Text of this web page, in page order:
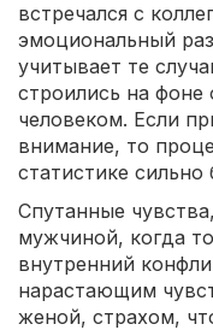
встречался с
эмоциональный
учитывает те
строились на фоне
человеком. Если
внимание, то
статистике сильно
Спутанные
мужчиной, когда
внутренний
нарастающим
женой, страхом,